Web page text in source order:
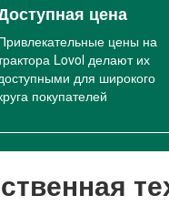
цена
цены на
Lovol делают их
для широкого
покупателей